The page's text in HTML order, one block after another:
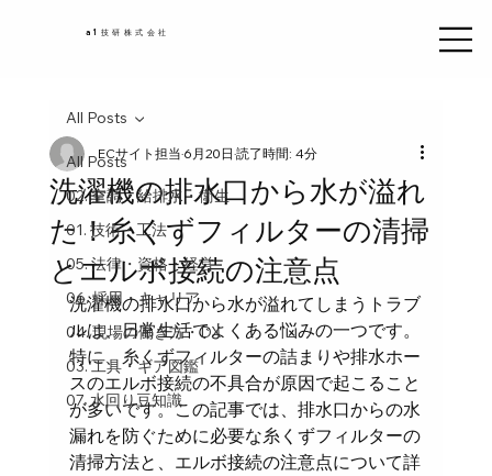
a1技研株式会社
All Posts
02. 空調・給排水・衛生
01. 技術・工法
05. 法律・資格・経営
06. 採用・キャリア
04. 現場の働き方・DX
03. 工具・ギア図鑑
07. 水回り豆知識
All Posts
洗濯機の排水口から水が溢れ
た！糸くずフィルターの清掃
とエルボ接続の注意点
ECサイト担当6月20日 読了時間: 4分
洗濯機の排水口から水が溢れてしまうトラブ
ルは、日常生活でよくある悩みの一つです。
特に、糸くずフィルターの詰まりや排水ホー
スのエルボ接続の不具合が原因で起こること
が多いです。この記事では、排水口からの水
漏れを防ぐために必要な糸くずフィルターの
清掃方法と、エルボ接続の注意点について詳